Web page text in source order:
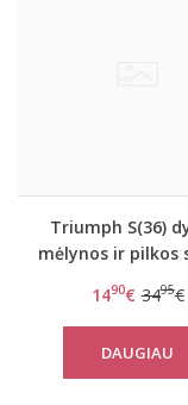
Triumph S(36)
mėlynos ir pilkos
women move
1490€ 3495€
DAUGIAU